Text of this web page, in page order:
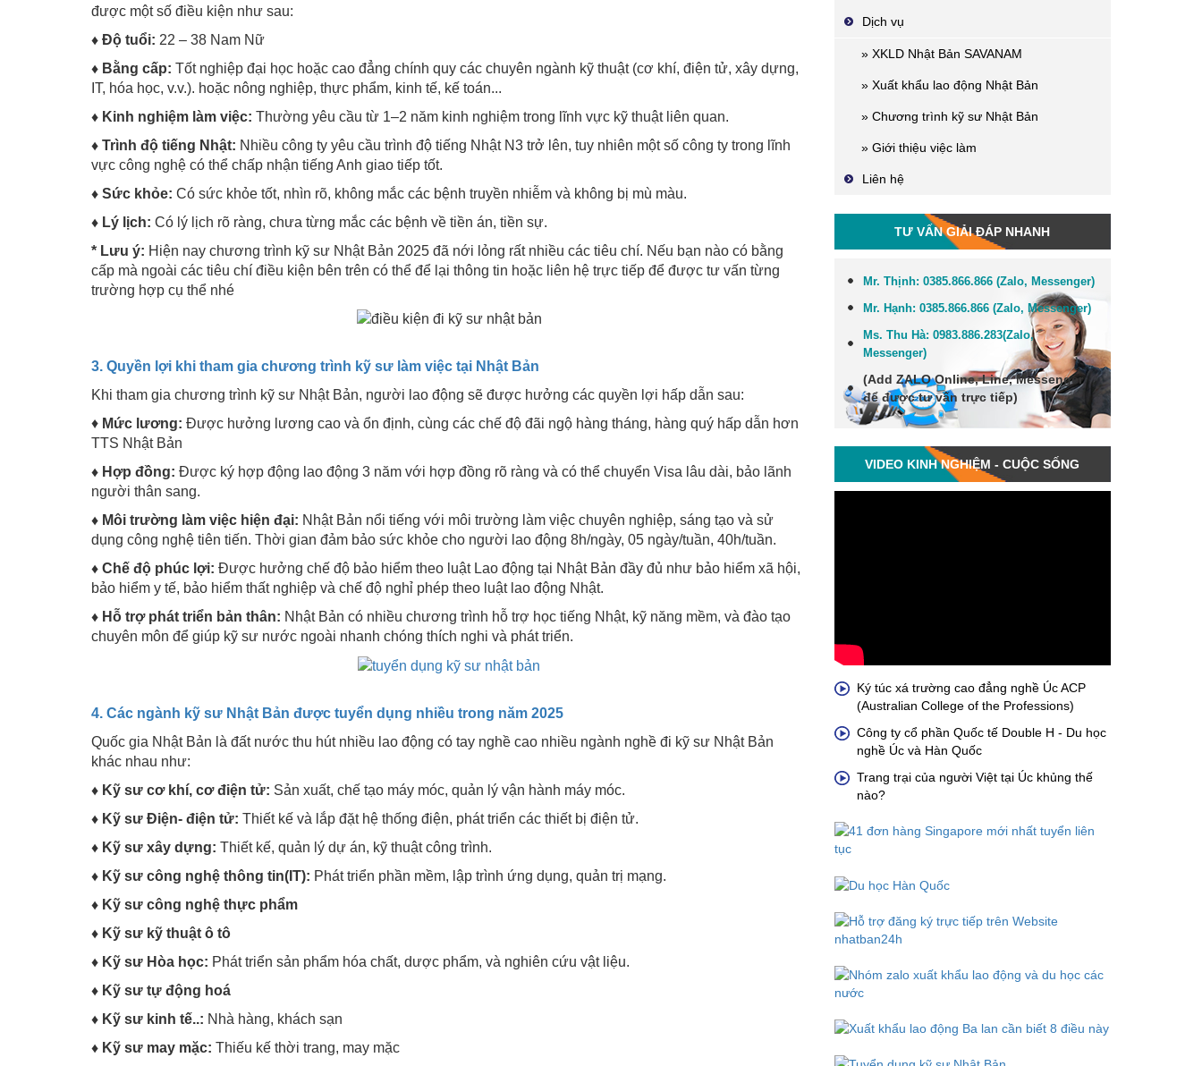
được một số điều kiện như sau:
♦ Độ tuổi: 22 – 38 Nam Nữ
♦ Bằng cấp: Tốt nghiệp đại học hoặc cao đẳng chính quy các chuyên ngành kỹ thuật (cơ khí, điện tử, xây dựng,
IT, hóa học, v.v.). hoặc nông nghiệp, thực phẩm, kinh tế, kế toán...
♦ Kinh nghiệm làm việc: Thường yêu cầu từ 1–2 năm kinh nghiệm trong lĩnh vực kỹ thuật liên quan.
♦ Trình độ tiếng Nhật: Nhiều công ty yêu cầu trình độ tiếng Nhật N3 trở lên, tuy nhiên một số công ty trong lĩnh
vực công nghệ có thể chấp nhận tiếng Anh giao tiếp tốt.
♦ Sức khỏe: Có sức khỏe tốt, nhìn rõ, không mắc các bệnh truyền nhiễm và không bị mù màu.
♦ Lý lịch: Có lý lịch rõ ràng, chưa từng mắc các bệnh về tiền án, tiền sự.
* Lưu ý: Hiện nay chương trình kỹ sư Nhật Bản 2025 đã nới lỏng rất nhiều các tiêu chí. Nếu bạn nào có bằng
cấp mà ngoài các tiêu chí điều kiện bên trên có thể để lại thông tin hoặc liên hệ trực tiếp để được tư vấn từng
trường hợp cụ thể nhé
3. Quyền lợi khi tham gia chương trình kỹ sư làm việc tại Nhật Bản
Khi tham gia chương trình kỹ sư Nhật Bản, người lao động sẽ được hưởng các quyền lợi hấp dẫn sau:
♦ Mức lương: Được hưởng lương cao và ổn định, cùng các chế độ đãi ngộ hàng tháng, hàng quý hấp dẫn hơn
TTS Nhật Bản
♦ Hợp đồng: Được ký hợp động lao động 3 năm với hợp đồng rõ ràng và có thể chuyển Visa lâu dài, bảo lãnh
người thân sang.
♦ Môi trường làm việc hiện đại: Nhật Bản nổi tiếng với môi trường làm việc chuyên nghiệp, sáng tạo và sử
dụng công nghệ tiên tiến. Thời gian đảm bảo sức khỏe cho người lao động 8h/ngày, 05 ngày/tuần, 40h/tuần.
♦ Chế độ phúc lợi: Được hưởng chế độ bảo hiểm theo luật Lao động tại Nhật Bản đầy đủ như bảo hiểm xã hội,
bảo hiểm y tế, bảo hiểm thất nghiệp và chế độ nghỉ phép theo luật lao động Nhật.
♦ Hỗ trợ phát triển bản thân: Nhật Bản có nhiều chương trình hỗ trợ học tiếng Nhật, kỹ năng mềm, và đào tạo
chuyên môn để giúp kỹ sư nước ngoài nhanh chóng thích nghi và phát triển.
4. Các ngành kỹ sư Nhật Bản được tuyển dụng nhiều trong năm 2025
Quốc gia Nhật Bản là đất nước thu hút nhiều lao động có tay nghề cao nhiều ngành nghề đi kỹ sư Nhật Bản
khác nhau như:
♦ Kỹ sư cơ khí, cơ điện tử: Sản xuất, chế tạo máy móc, quản lý vận hành máy móc.
♦ Kỹ sư Điện- điện tử: Thiết kế và lắp đặt hệ thống điện, phát triển các thiết bị điện tử.
♦ Kỹ sư xây dựng: Thiết kế, quản lý dự án, kỹ thuật công trình.
♦ Kỹ sư công nghệ thông tin(IT): Phát triển phần mềm, lập trình ứng dụng, quản trị mạng.
♦ Kỹ sư công nghệ thực phẩm
♦ Kỹ sư kỹ thuật ô tô
♦ Kỹ sư Hòa học: Phát triển sản phẩm hóa chất, dược phẩm, và nghiên cứu vật liệu.
♦ Kỹ sư tự động hoá
♦ Kỹ sư kinh tế..: Nhà hàng, khách sạn
♦ Kỹ sư may mặc: Thiếu kế thời trang, may mặc
Dịch vụ
» XKLD Nhật Bản SAVANAM
» Xuất khẩu lao động Nhật Bản
» Chương trình kỹ sư Nhật Bản
» Giới thiệu việc làm
Liên hệ
TƯ VẤN GIẢI ĐÁP NHANH
Mr. Thịnh: 0385.866.866 (Zalo, Messenger)
Mr. Hạnh: 0385.866.866 (Zalo, Messenger)
Ms. Thu Hà: 0983.886.283(Zalo,
Messenger)
(Add ZALO Online, Line, Messenger
để được tư vấn trực tiếp)
VIDEO KINH NGHIỆM - CUỘC SỐNG
Ký túc xá trường cao đẳng nghề Úc ACP
(Australian College of the Professions)
Công ty cổ phần Quốc tế Double H - Du học
nghề Úc và Hàn Quốc
Trang trại của người Việt tại Úc khủng thế
nào?